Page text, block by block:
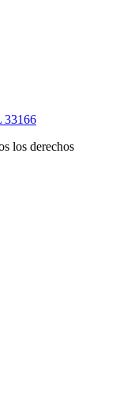
33166
los derechos